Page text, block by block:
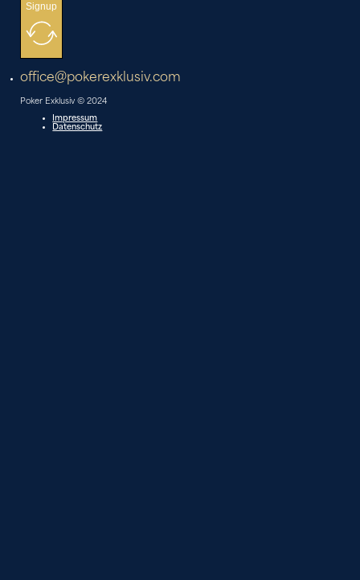
Signup
office@pokerexklusiv.com
Poker Exklusiv © 2024
Impressum
Datenschutz